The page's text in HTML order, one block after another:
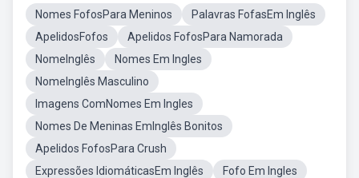
Nomes FofosPara Meninos
Palavras FofasEm Inglês
ApelidosFofos
Apelidos FofosPara Namorada
NomeInglês
Nomes Em Ingles
NomeInglês Masculino
Imagens ComNomes Em Ingles
Nomes De Meninas EmInglês Bonitos
Apelidos FofosPara Crush
Expressões IdiomáticasEm Inglês
Fofo Em Ingles